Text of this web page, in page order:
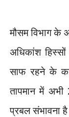
​मौसम विभाग के
अधिकांश
साफ रहने के
तापमान में
प्रबल संभावना